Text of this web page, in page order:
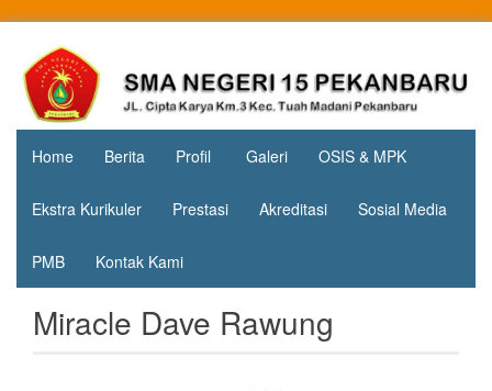
contentSMA
Negeri 15
Pekanbaru
Jl. Cipta
Karya
KM.3, Kec.
Tuah
Madani,
Home Berita Profil Galeri OSIS & MPK
Ekstra Kurikuler Prestasi Akreditasi Sosial Media
PMB Kontak Kami
Miracle Dave Rawung